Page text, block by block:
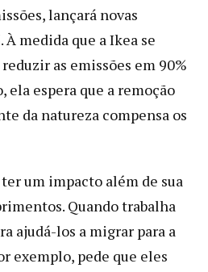
lançará novas
medida que a Ikea se
as emissões em 90%
ela espera que a remoção
da natureza compensa os
um impacto além de sua
Quando trabalha
ajudá-los a migrar para a
exemplo, pede que eles